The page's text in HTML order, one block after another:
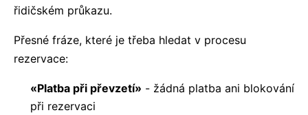
řidičském průkazu.
Přesné fráze, které je třeba hledat v procesu
rezervace:
«Platba při převzetí» - žádná platba ani blokování
při rezervaci